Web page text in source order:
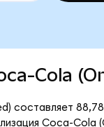
Cola
составляет
Coca-Cola